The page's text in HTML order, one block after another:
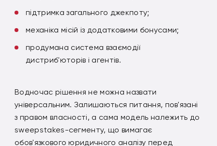
підтримка загального джекпоту;
механіка місій із додатковими бонусами;
продумана система взаємодії
дистриб'юторів і агентів.
Водночас рішення не можна назвати
універсальним. Залишаються питання, пов'язані
з правом власності, а сама модель належить до
sweepstakes-сегменту, що вимагає
обов'язкового юридичного аналізу перед